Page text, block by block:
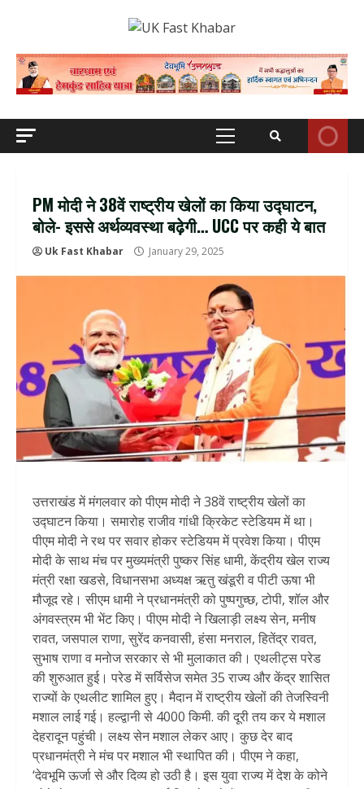
Primary
PM मोदी ने 38वें राष्ट्रीय खेलों का किया उद्घाटन,
बोले- इससे अर्थव्यवस्था बढ़ेगी… UCC पर कही ये बात
Uk Fast Khabar January 29, 2025
उत्तराखंड में मंगलवार को पीएम मोदी ने 38वें राष्ट्रीय खेलों का
उद्घाटन किया। समारोह राजीव गांधी क्रिकेट स्टेडियम में था।
पीएम मोदी ने रथ पर सवार होकर स्टेडियम में प्रवेश किया। पीएम
मोदी के साथ मंच पर मुख्यमंत्री पुष्कर सिंह धामी, केंद्रीय खेल राज्य
मंत्री रक्षा खडसे, विधानसभा अध्यक्ष ऋतु खंडूरी व पीटी ऊषा भी
मौजूद रहे। सीएम धामी ने प्रधानमंत्री को पुष्पगुच्छ, टोपी, शॉल और
अंगवस्त्रम भी भेंट किए। पीएम मोदी ने खिलाड़ी लक्ष्य सेन, मनीष
रावत, जसपाल राणा, सुरेंद कनवासी, हंसा मनराल, हितेंद्र रावत,
सुभाष राणा व मनोज सरकार से भी मुलाकात की। एथलीट्स परेड
की शुरुआत हुई। परेड में सर्विसेज समेत 35 राज्य और केंद्र शासित
राज्यों के एथलीट शामिल हुए। मैदान में राष्ट्रीय खेलों की तेजस्विनी
मशाल लाई गई। हल्द्वानी से 4000 किमी. की दूरी तय कर ये मशाल
देहरादून पहुंची। लक्ष्य सेन मशाल लेकर आए। कुछ देर बाद
प्रधानमंत्री ने मंच पर मशाल भी स्थापित की। पीएम ने कहा,
‘देवभूमि ऊर्जा से और दिव्य हो उठी है। इस युवा राज्य में देश के कोने